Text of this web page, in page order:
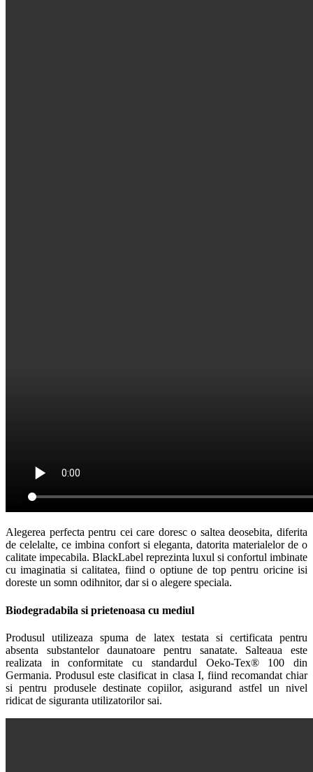
Alegerea perfecta pentru cei care doresc o saltea deosebita, diferita
de celelalte, ce imbina confort si eleganta, datorita materialelor de o
calitate impecabila. BlackLabel reprezinta luxul si confortul imbinate
cu imaginatia si calitatea, fiind o optiune de top pentru oricine isi
doreste un somn odihnitor, dar si o alegere speciala.
Biodegradabila si prietenoasa cu mediul
Produsul utilizeaza spuma de latex testata si certificata pentru
absenta substantelor daunatoare pentru sanatate. Salteaua este
realizata in conformitate cu standardul Oeko-Tex® 100 din
Germania. Produsul este clasificat in clasa I, fiind recomandat chiar
si pentru produsele destinate copiilor, asigurand astfel un nivel
ridicat de siguranta utilizatorilor sai.